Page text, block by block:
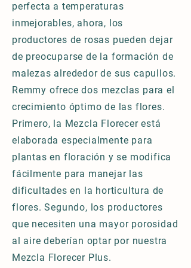
perfecta a temperaturas
inmejorables, ahora, los
productores de rosas pueden dejar
de preocuparse de la formación de
malezas alrededor de sus capullos.
Remmy ofrece dos mezclas para el
crecimiento óptimo de las flores.
Primero, la Mezcla Florecer está
elaborada especialmente para
plantas en floración y se modifica
fácilmente para manejar las
dificultades en la horticultura de
flores. Segundo, los productores
que necesiten una mayor porosidad
al aire deberían optar por nuestra
Mezcla Florecer Plus.